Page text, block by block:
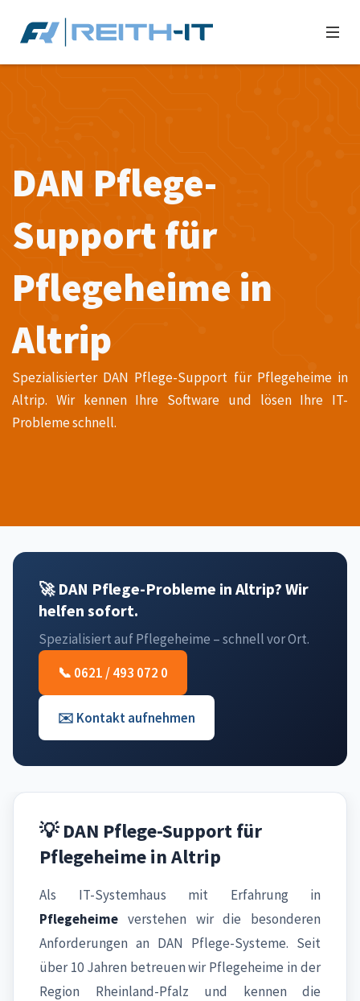
DAN Pflege-
Support für
Pflegeheime in
Altrip
Spezialisierter DAN Pflege-Support für Pflegeheime in
Altrip. Wir kennen Ihre Software und lösen Ihre IT-
Probleme schnell.
🚀 DAN Pflege-Probleme in Altrip? Wir
helfen sofort.
Spezialisiert auf Pflegeheime – schnell vor Ort.
📞 0621 / 493 072 0
✉️ Kontakt aufnehmen
💡 DAN Pflege-Support für
Pflegeheime in Altrip
Als IT-Systemhaus mit Erfahrung in
Pflegeheime verstehen wir die besonderen
Anforderungen an DAN Pflege-Systeme. Seit
über 10 Jahren betreuen wir Pflegeheime in der
Region Rheinland-Pfalz und kennen die